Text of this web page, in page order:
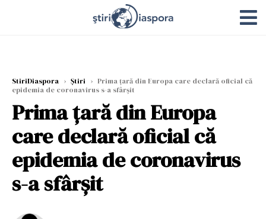
StiriDiaspora › Știri › Prima ţară din Europa care declară oficial că
epidemia de coronavirus s-a sfârșit
Prima ţară din Europa
care declară oficial că
epidemia de coronavirus
s-a sfârșit